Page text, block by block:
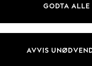
Pledd
Puter
GODTA ALLE
AVVIS